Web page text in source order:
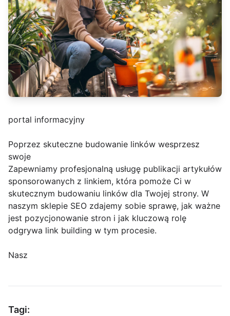
portal informacyjny
Poprzez skuteczne budowanie linków wesprzesz
swoje
Zapewniamy profesjonalną usługę publikacji artykułów
sponsorowanych z linkiem, która pomoże Ci w
skutecznym budowaniu linków dla Twojej strony. W
naszym sklepie SEO zdajemy sobie sprawę, jak ważne
jest pozycjonowanie stron i jak kluczową rolę
odgrywa link building w tym procesie.
Nasz
Tagi: